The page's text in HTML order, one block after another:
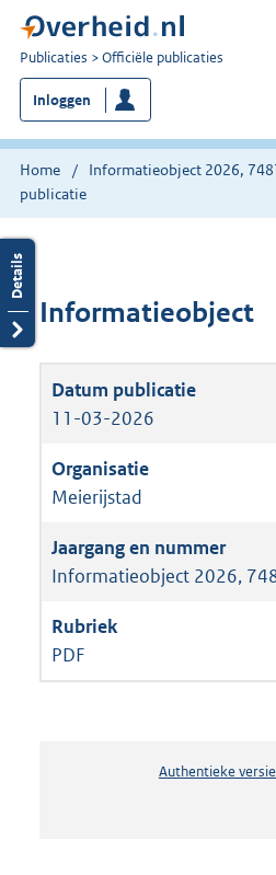
U
bent
nu
hier:
Publicaties Officiële publicaties
Inloggen
Home Informatieobject 2026,
publicatie
Informatieobject
11-03-2026
Meierijstad
Informatieobject 2026,
PDF
Authentieke